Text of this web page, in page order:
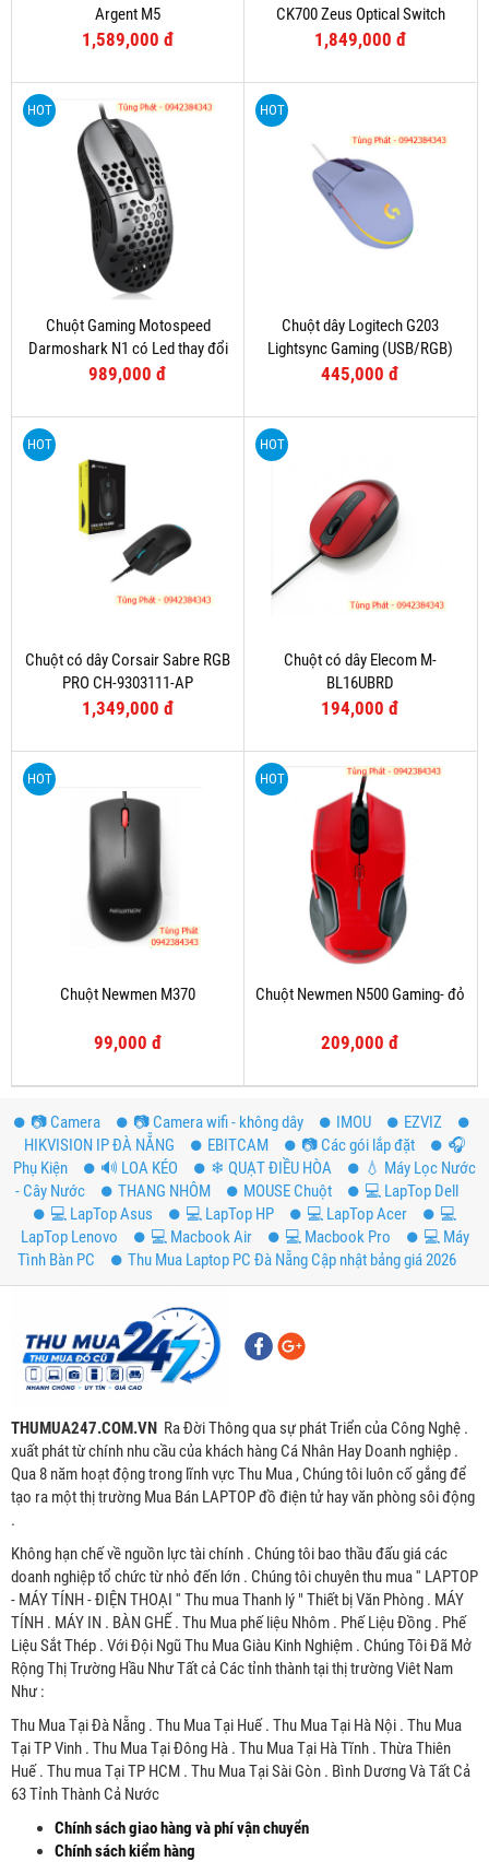
Argent M5
1,589,000 đ
CK700 Zeus Optical Switch
(Hồng)
1,849,000 đ
HOT
Chuột Gaming Motospeed
Darmoshark N1 có Led thay đổi
theo DPI
989,000 đ
HOT
Chuột dây Logitech G203
Lightsync Gaming (USB/RGB)
Tím
445,000 đ
HOT
Chuột có dây Corsair Sabre RGB
PRO CH-9303111-AP
1,349,000 đ
HOT
Chuột có dây Elecom M-
BL16UBRD
194,000 đ
HOT
Chuột Newmen M370
99,000 đ
HOT
Chuột Newmen N500 Gaming- đỏ
209,000 đ
📷 Camera 📷 Camera wifi - không dây IMOU
EZVIZ
HIKVISION IP ĐÀ NẴNG
EBITCAM 📷 Các gói lắp đặt
️🎧
Phụ Kiện
🔊 LOA KÉO ❄ QUẠT ĐIỀU HÒA
💧 Máy Lọc Nước
- Cây Nước
THANG NHÔM MOUSE Chuột
💻 LapTop Dell
💻 LapTop Asus
💻 LapTop HP 💻 LapTop Acer
💻
LapTop Lenovo
💻 Macbook Air 💻 Macbook Pro
💻 Máy
Tình Bàn PC
Thu Mua Laptop PC Đà Nẵng Cập nhật bảng giá 2026
THUMUA247.COM.VN Ra Đời Thông qua sự phát Triển của Công Nghệ .
xuất phát từ chính nhu cầu của khách hàng Cá Nhân Hay Doanh nghiệp .
Qua 8 năm hoạt động trong lĩnh vực Thu Mua , Chúng tôi luôn cố gắng để
tạo ra một thị trường Mua Bán LAPTOP đồ điện tử hay văn phòng sôi động
.
Không hạn chế về nguồn lực tài chính . Chúng tôi bao thầu đấu giá các
doanh nghiệp tổ chức từ nhỏ đến lớn . Chúng tôi chuyên thu mua '' LAPTOP
- MÁY TÍNH - ĐIỆN THOẠI '' Thu mua Thanh lý " Thiết bị Văn Phòng . MÁY
TÍNH . MÁY IN . BÀN GHẾ . Thu Mua phế liệu Nhôm . Phế Liệu Đồng . Phế
Liệu Sắt Thép . Với Đội Ngũ Thu Mua Giàu Kinh Nghiệm . Chúng Tôi Đã Mở
Rộng Thị Trường Hầu Như Tất cả Các tỉnh thành tại thị trường Viêt Nam
Như :
Thu Mua Tại Đà Nẵng . Thu Mua Tại Huế . Thu Mua Tại Hà Nội . Thu Mua
Tại TP Vinh . Thu Mua Tại Đông Hà . Thu Mua Tại Hà Tĩnh . Thừa Thiên
Huế . Thu mua Tại TP HCM . Thu Mua Tại Sài Gòn . Bình Dương Và Tất Cả
63 Tỉnh Thành Cả Nước
Chính sách giao hàng và phí vận chuyển
Chính sách kiểm hàng